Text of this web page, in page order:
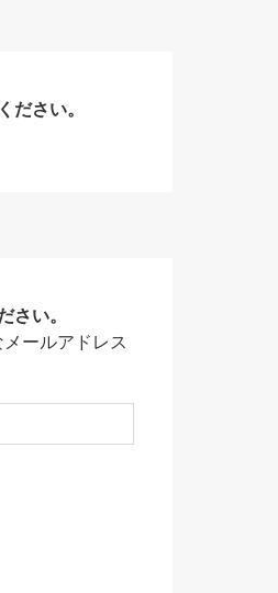
ださい。
い。
ールアドレス